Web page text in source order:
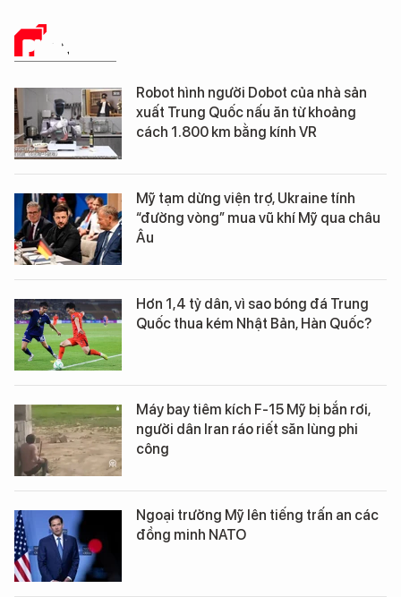
PHÂN TÍCH
Robot hình người Dobot của nhà sản
xuất Trung Quốc nấu ăn từ khoảng
cách 1.800 km bằng kính VR
Mỹ tạm dừng viện trợ, Ukraine tính
“đường vòng” mua vũ khí Mỹ qua châu
Âu
Hơn 1,4 tỷ dân, vì sao bóng đá Trung
Quốc thua kém Nhật Bản, Hàn Quốc?
Máy bay tiêm kích F-15 Mỹ bị bắn rơi,
người dân Iran ráo riết săn lùng phi
công
Ngoại trưởng Mỹ lên tiếng trấn an các
đồng minh NATO